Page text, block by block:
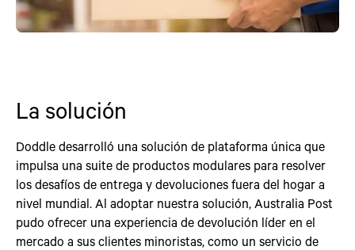
La solución
Doddle desarrolló una solución de plataforma única que
impulsa una suite de productos modulares para resolver
los desafíos de entrega y devoluciones fuera del hogar a
nivel mundial. Al adoptar nuestra solución, Australia Post
pudo ofrecer una experiencia de devolución líder en el
mercado a sus clientes minoristas, como un servicio de